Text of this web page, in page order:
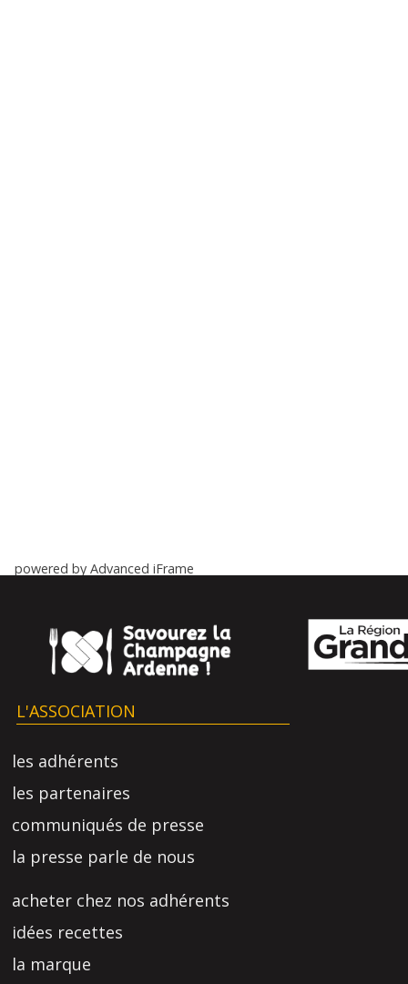
powered by Advanced iFrame
L'ASSOCIATION
les adhérents
les partenaires
communiqués de presse
la presse parle de nous
acheter chez nos adhérents
idées recettes
la marque